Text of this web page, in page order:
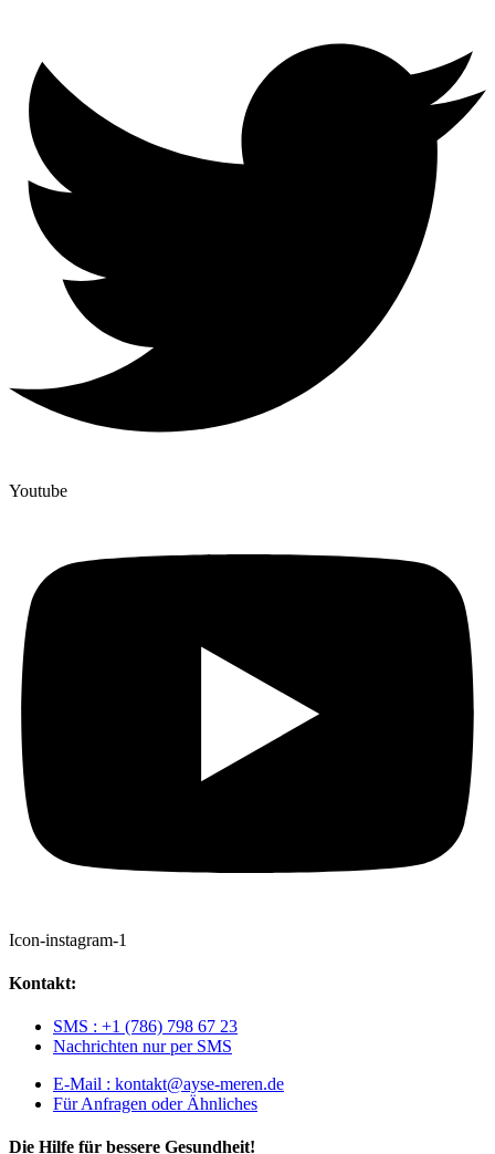
Youtube
Icon-instagram-1
Kontakt:
SMS : +1 (786) 798 67 23
Nachrichten nur per SMS
E-Mail : kontakt@ayse-meren.de
Für Anfragen oder Ähnliches
Die Hilfe für bessere Gesundheit!